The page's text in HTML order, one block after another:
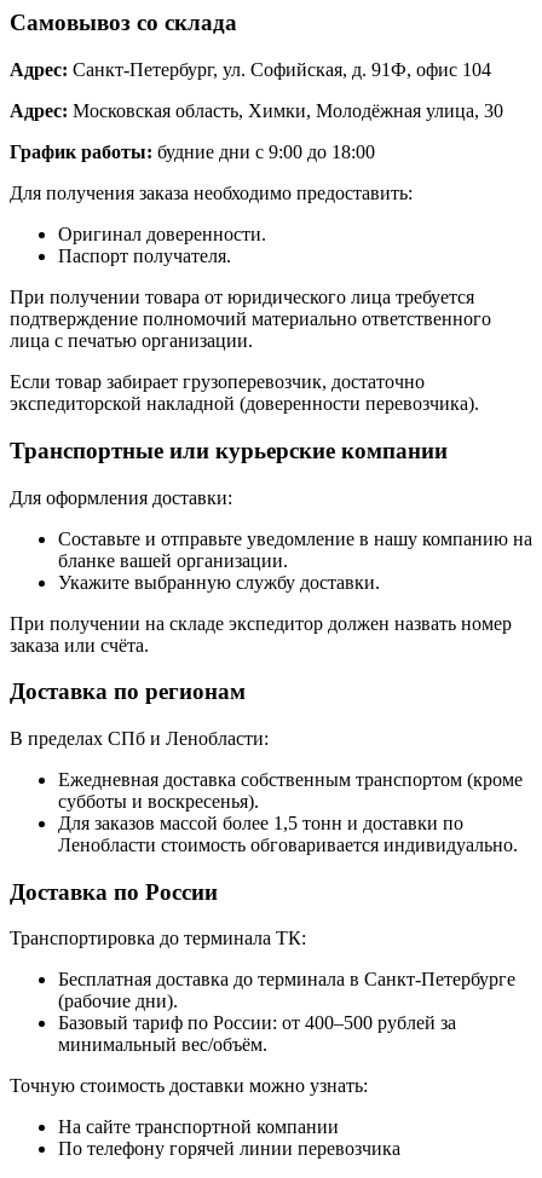
Самовывоз со склада
Адрес: Санкт-Петербург, ул. Софийская, д. 91Ф, офис 104
Адрес: Московская область, Химки, Молодёжная улица, 30
График работы: будние дни с 9:00 до 18:00
Для получения заказа необходимо предоставить:
Оригинал доверенности.
Паспорт получателя.
При получении товара от юридического лица требуется
подтверждение полномочий материально ответственного
лица с печатью организации.
Если товар забирает грузоперевозчик, достаточно
экспедиторской накладной (доверенности перевозчика).
Транспортные или курьерские компании
Для оформления доставки:
Составьте и отправьте уведомление в нашу компанию на
бланке вашей организации.
Укажите выбранную службу доставки.
При получении на складе экспедитор должен назвать номер
заказа или счёта.
Доставка по регионам
В пределах СПб и Ленобласти:
Ежедневная доставка собственным транспортом (кроме
субботы и воскресенья).
Для заказов массой более 1,5 тонн и доставки по
Ленобласти стоимость обговаривается индивидуально.
Доставка по России
Транспортировка до терминала ТК:
Бесплатная доставка до терминала в Санкт-Петербурге
(рабочие дни).
Базовый тариф по России: от 400–500 рублей за
минимальный вес/объём.
Точную стоимость доставки можно узнать:
На сайте транспортной компании
По телефону горячей линии перевозчика